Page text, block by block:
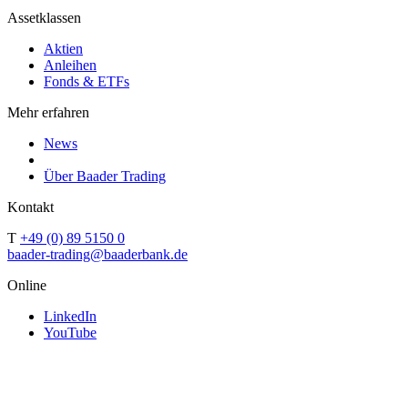
Assetklassen
Aktien
Anleihen
Fonds & ETFs
Mehr erfahren
News
Über Baader Trading
Kontakt
T +49 (0) 89 5150 0
baader-trading@baaderbank.de
Online
LinkedIn
YouTube